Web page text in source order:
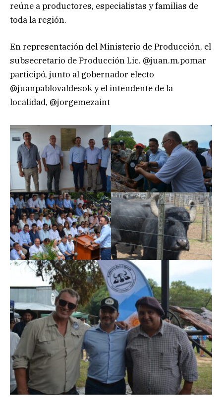
reúne a productores, especialistas y familias de
toda la región.
En representación del Ministerio de Producción, el
subsecretario de Producción Lic. @juan.m.pomar
participó, junto al gobernador electo
@juanpablovaldesok y el intendente de la
localidad, @jorgemezaint